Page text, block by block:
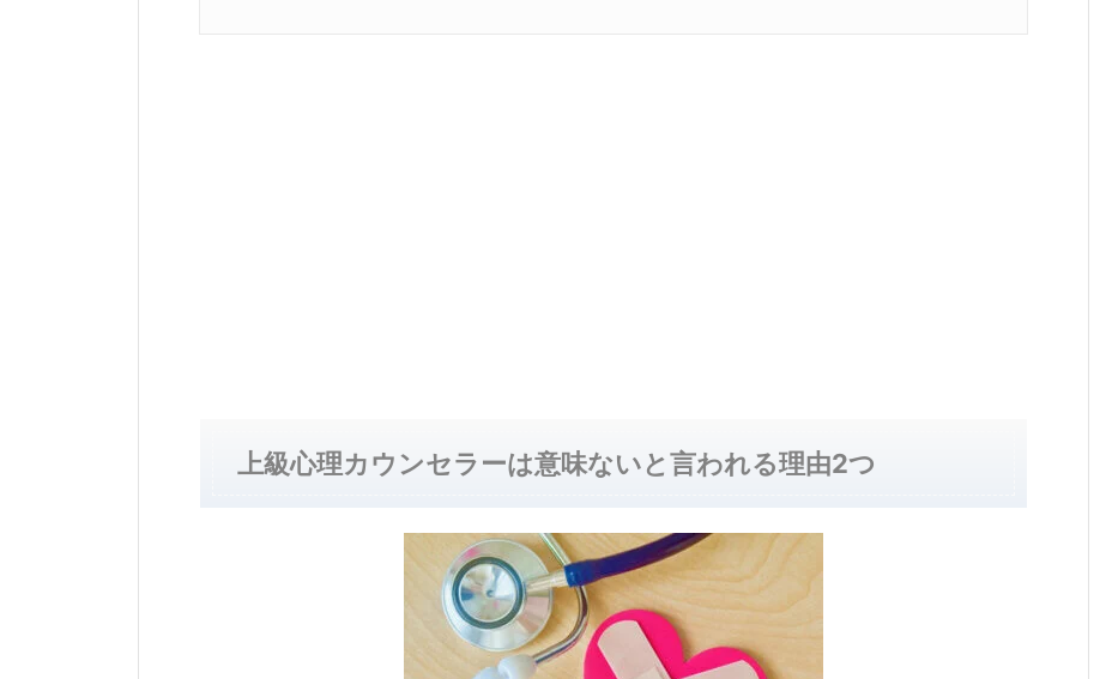
上級心理カウンセラーは意味ないと言われる理由2つ